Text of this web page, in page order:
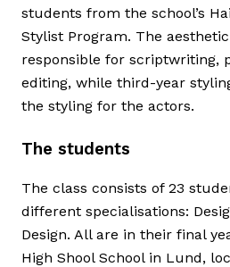
students from the school’s
Stylist Program. The
responsible for scriptwriting,
editing, while third-year
the styling for the actors.
The students
The class consists of 23
different specialisations:
Design. All are in their final
High Shool School in Lund,